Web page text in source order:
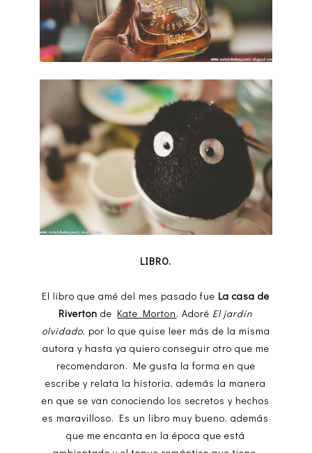
LIBRO.
El libro que amé del mes pasado fue La casa de
Riverton de Kate Morton. Adoré El jardín
olvidado, por lo que quise leer más de la misma
autora y hasta ya quiero conseguir otro que me
recomendaron. Me gusta la forma en que
escribe y relata la historia, además la manera
en que se van conociendo los secretos y hechos
es maravilloso. Es un libro muy bueno, además
que me encanta en la época que está